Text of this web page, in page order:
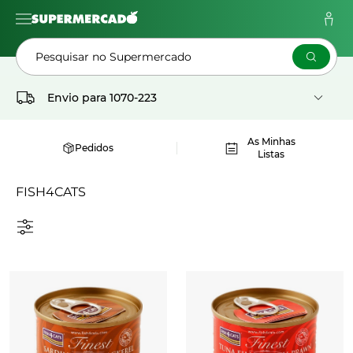
Pesquisar no Supermercado
Envio para 1070-223
Pedidos
As Minhas
Listas
FISH4CATS